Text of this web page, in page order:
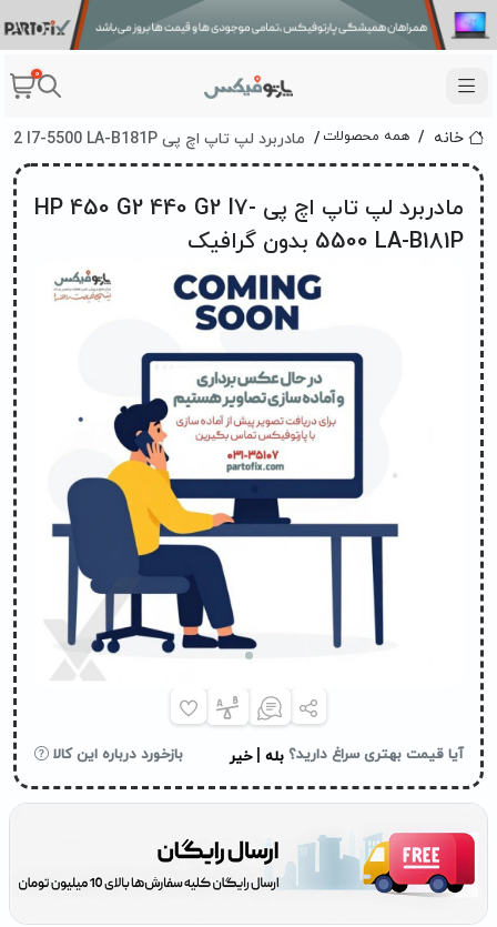
0
خانه همه محصولات مادربرد لپ تاپ اچ پی HP 450 G2 440 G2 I7-5500 LA-B181P بدون گرافیک
مادربرد لپ تاپ اچ پی HP 450 G2 440 G2 I7-
5500 LA-B181P بدون گرافیک
آیا قیمت بهتری سراغ دارید؟ بله خیر بازخورد درباره این کالا